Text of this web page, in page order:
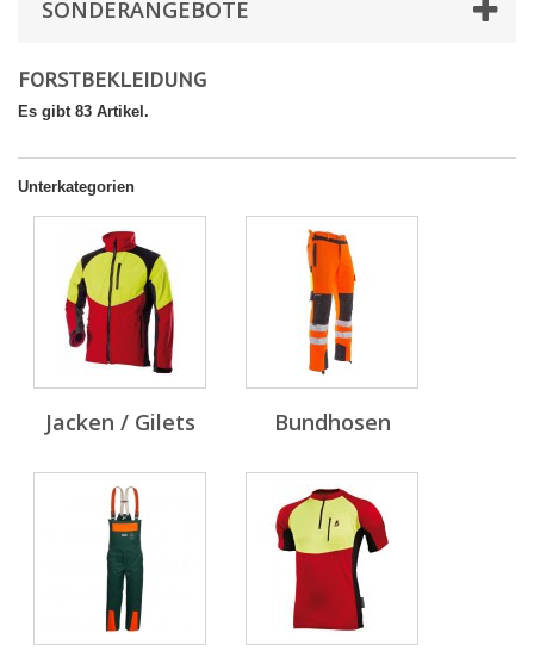
SONDERANGEBOTE
FORSTBEKLEIDUNG
Es gibt 83 Artikel.
Unterkategorien
Jacken / Gilets Bundhosen